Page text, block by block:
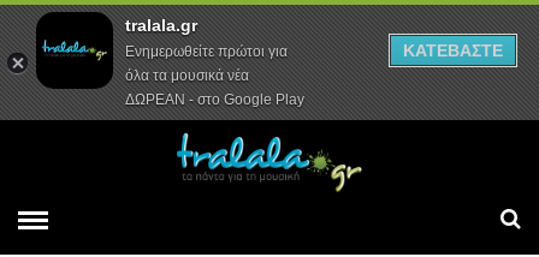
Αρχική Συνεντεύξεις Ρεπορτάζ
tralala.gr
Ενημερωθείτε πρώτοι για
όλα τα μουσικά νέα
ΔΩΡΕΑΝ - στο Google Play
ΚΑΤΕΒΑΣΤΕ